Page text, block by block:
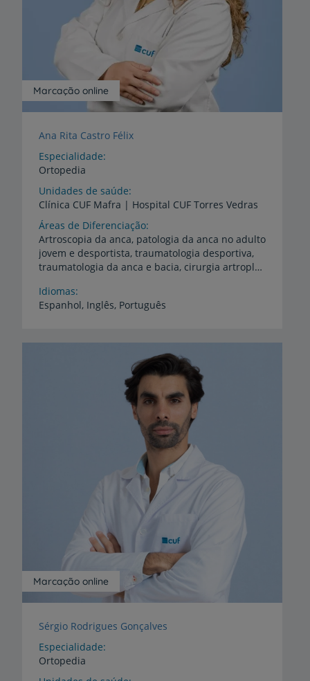
Marcação online
Ana Rita Castro Félix
Especialidade
Ortopedia
Unidades de saúde
Clínica CUF Mafra | Hospital CUF Torres Vedras
Áreas de Diferenciação
Artroscopia da anca, patologia da anca no adulto
jovem e desportista, traumatologia desportiva,
traumatologia da anca e bacia, cirurgia artroplástica da anca (primária e de revisão), prótese total da anca por via minimamente invasiva, prótese da anca dolorosa
Idiomas
Espanhol, Inglês, Português
Marcação online
Sérgio Rodrigues Gonçalves
Especialidade
Ortopedia